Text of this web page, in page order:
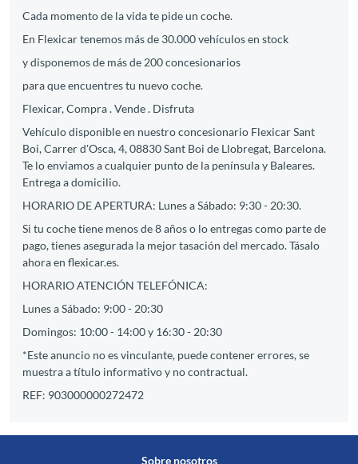
Cada momento de la vida te pide un coche.
En Flexicar tenemos más de 30.000 vehículos en stock
y disponemos de más de 200 concesionarios
para que encuentres tu nuevo coche.
Flexicar, Compra . Vende . Disfruta
Vehículo disponible en nuestro concesionario Flexicar Sant
Boi, Carrer d'Osca, 4, 08830 Sant Boi de Llobregat, Barcelona.
Te lo enviamos a cualquier punto de la península y Baleares.
Entrega a domicilio.
HORARIO DE APERTURA: Lunes a Sábado: 9:30 - 20:30.
Si tu coche tiene menos de 8 años o lo entregas como parte de
pago, tienes asegurada la mejor tasación del mercado. Tásalo
ahora en flexicar.es.
HORARIO ATENCIÓN TELEFÓNICA:
Lunes a Sábado: 9:00 - 20:30
Domingos: 10:00 - 14:00 y 16:30 - 20:30
*Este anuncio no es vinculante, puede contener errores, se
muestra a título informativo y no contractual.
REF: 903000000272472
Sobre nosotros